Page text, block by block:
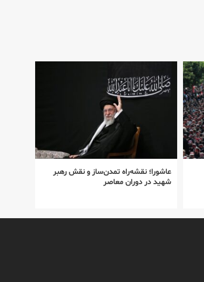
عاشورا؛ نقشه‌راه تمدن‌ساز و نقش رهبر
شهید در دوران معاصر